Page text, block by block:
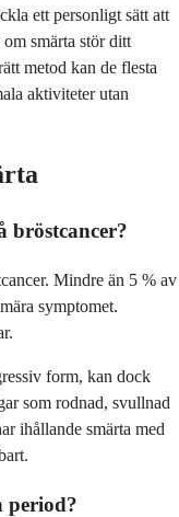
ett personligt sätt att
smärta stör ditt
metod kan de flesta
aktiviteter utan
bröstcancer?
Mindre än 5 % av
symptomet.
form, kan dock
som rodnad, svullnad
ihållande smärta med
period?